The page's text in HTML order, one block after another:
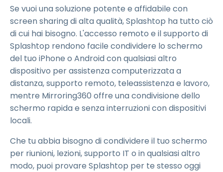
Se vuoi una soluzione potente e affidabile con
screen sharing di alta qualità, Splashtop ha tutto ciò
di cui hai bisogno. L'accesso remoto e il supporto di
Splashtop rendono facile condividere lo schermo
del tuo iPhone o Android con qualsiasi altro
dispositivo per assistenza computerizzata a
distanza, supporto remoto, teleassistenza e lavoro,
mentre Mirroring360 offre una condivisione dello
schermo rapida e senza interruzioni con dispositivi
locali.
Che tu abbia bisogno di condividere il tuo schermo
per riunioni, lezioni, supporto IT o in qualsiasi altro
modo, puoi provare Splashtop per te stesso oggi